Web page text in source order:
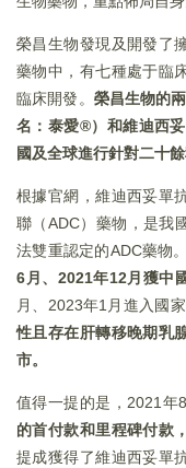
榮昌生物發現及開發了
藥物中，有七種處于臨
臨床開發。 榮昌生物的
名：泰愛®）和維迪西
國及全球進行針對二十
根據官網，維迪西妥單
聯（ADC）藥物，是我
法雙重認定的ADC藥物。
6月、2021年12月獲中
月、2023年1月進入國
性且存在肝轉移晚期乳
市。
值得一提的是，2021年
的首付款和里程碑付款，
提成獲得了維迪西妥單